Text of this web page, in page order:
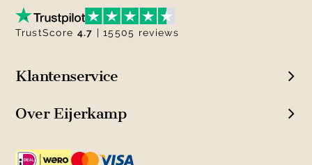
Klantenservice
Over Eijerkamp
TrustScore 4.7 | 15505 reviews